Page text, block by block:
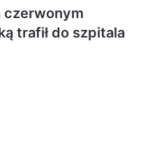
czerwonym
trafił do szpitala